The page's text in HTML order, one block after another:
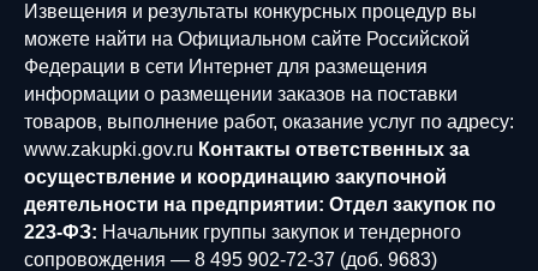
Извещения и результаты конкурсных процедур вы
можете найти на Официальном сайте Российской
Федерации в сети Интернет для размещения
информации о размещении заказов на поставки
товаров, выполнение работ, оказание услуг по адресу:
www.zakupki.gov.ru Контакты ответственных за
осуществление и координацию закупочной
деятельности на предприятии: Отдел закупок по
223-ФЗ: Начальник группы закупок и тендерного
сопровождения — 8 495 902-72-37 (доб. 9683)